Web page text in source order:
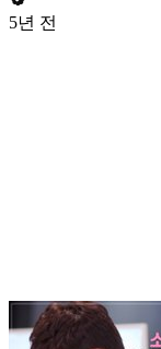
5년 전